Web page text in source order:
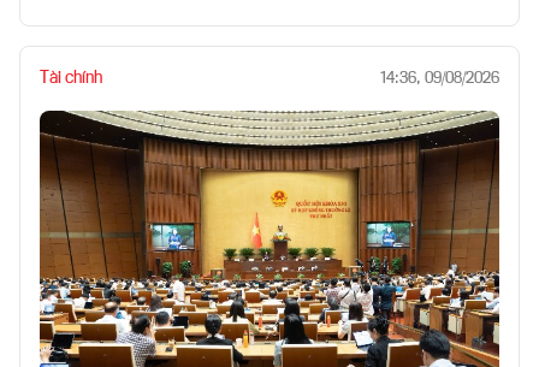
Tài chính 14:36, 09/08/2026